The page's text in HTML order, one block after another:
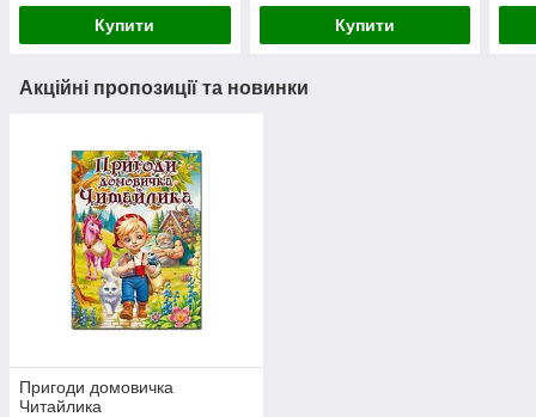
Купити Купити
Акційні пропозиції та новинки
Пригоди домовичка
Читайлика